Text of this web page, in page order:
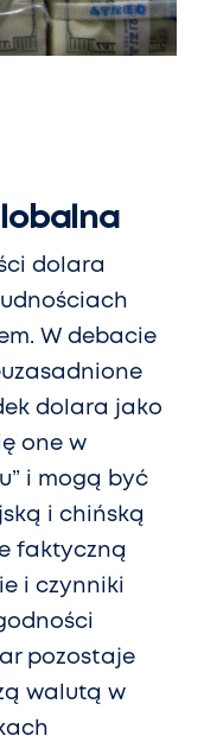
dolara
W debacie
dolara jako
one w
i mogą być
i chińską
faktyczną
i czynniki
pozostaje
walutą w